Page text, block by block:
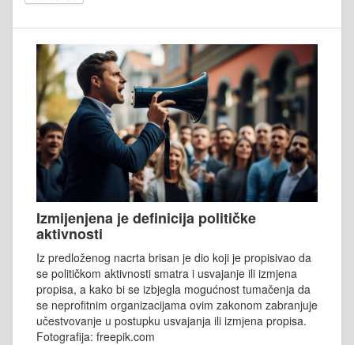
Izmijenjena je definicija političke
aktivnosti
Iz predloženog nacrta brisan je dio koji je propisivao da
se političkom aktivnosti smatra i usvajanje ili izmjena
propisa, a kako bi se izbjegla mogućnost tumačenja da
se neprofitnim organizacijama ovim zakonom zabranjuje
učestvovanje u postupku usvajanja ili izmjena propisa.
Fotografija: freepik.com